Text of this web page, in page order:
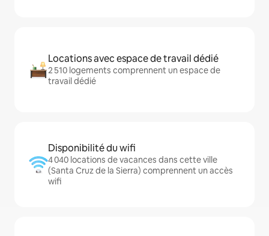
Locations avec espace de travail dédié
2 510 logements comprennent un espace de
travail dédié
Disponibilité du wifi
4 040 locations de vacances dans cette ville
(Santa Cruz de la Sierra) comprennent un accès
wifi